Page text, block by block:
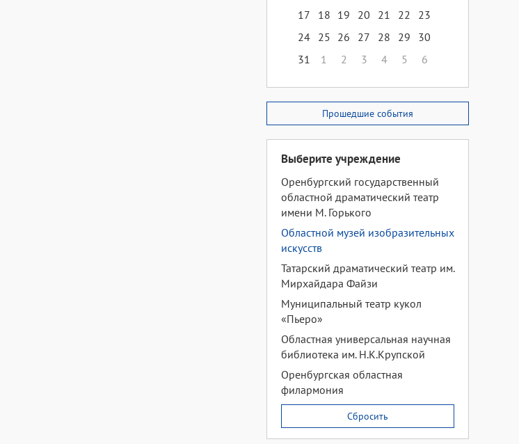
17
18 19 20 21 22
23
24 25 26 27 28 29
30
31
1 2 3 4 5 6
Прошедшие события
Выберите учреждение
Оренбургский государственный
областной драматический театр
имени М. Горького
Областной музей изобразительных
искусств
Татарский драматический театр им.
Мирхайдара Файзи
Муниципальный театр кукол
«Пьеро»
Областная универсальная научная
библиотека им. Н.К.Крупской
Оренбургская областная
филармония
Сбросить